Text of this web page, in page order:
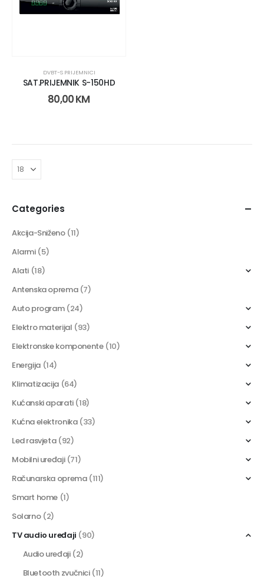
DVBT-S PRIJEMNICI
SAT.PRIJEMNIK S-150HD
80,00KM
Categories
Akcija-Sniženo (11)
Alarmi (5)
Alati (18)
Antenska oprema (7)
Auto program (24)
Elektro materijal (93)
Elektronske komponente (10)
Energija (14)
Klimatizacija (64)
Kućanski aparati (18)
Kućna elektronika (33)
Led rasvjeta (92)
Mobilni uređaji (71)
Računarska oprema (111)
Smart home (1)
Solarno (2)
TV audio uređaji (90)
Audio uređaji (2)
Bluetooth zvučnici (11)